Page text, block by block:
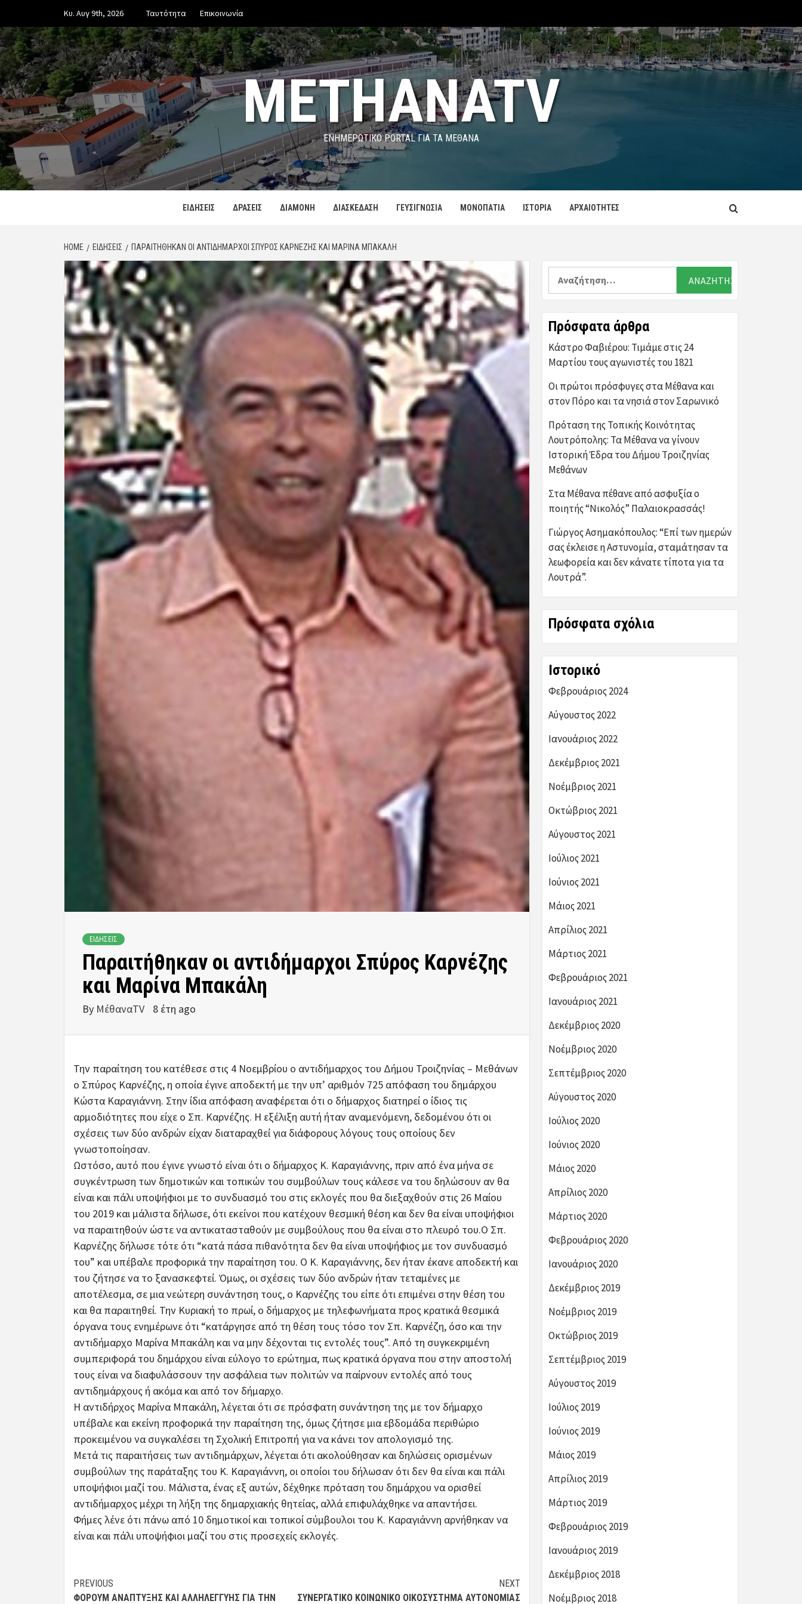
content
Κυ. Αυγ 9th, 2026 Ταυτότητα Επικοινωνία
METHANATV
ΕΝΗΜΕΡΩΤΙΚΌ PORTAL ΓΙΑ ΤΑ ΜΕΘΑΝΑ
ΕΙΔΗΣΕΙΣ ΔΡΑΣΕΙΣ ΔΙΑΜΟΝΗ ΔΙΑΣΚΕΔΑΣΗ ΓΕΥΣΙΓΝΩΣΙΑ ΜΟΝΟΠΑΤΙΑ ΙΣΤΟΡΙΑ ΑΡΧΑΙΟΤΗΤΕΣ
HOME ΕΙΔΗΣΕΙΣ ΠΑΡΑΙΤΉΘΗΚΑΝ ΟΙ ΑΝΤΙΔΉΜΑΡΧΟΙ ΣΠΎΡΟΣ ΚΑΡΝΈΖΗΣ ΚΑΙ ΜΑΡΊΝΑ ΜΠΑΚΆΛΗ
ΕΙΔΗΣΕΙΣ
Παραιτήθηκαν οι αντιδήμαρχοι Σπύρος Καρνέζης
και Μαρίνα Μπακάλη
By ΜέθαναTV 8 έτη ago
Την παραίτηση του κατέθεσε στις 4 Νοεμβρίου ο αντιδήμαρχος του Δήμου Τροιζηνίας – Μεθάνων
ο Σπύρος Καρνέζης, η οποία έγινε αποδεκτή με την υπ’ αριθμόν 725 απόφαση του δημάρχου
Κώστα Καραγιάννη. Στην ίδια απόφαση αναφέρεται ότι ο δήμαρχος διατηρεί ο ίδιος τις
αρμοδιότητες που είχε ο Σπ. Καρνέζης. Η εξέλιξη αυτή ήταν αναμενόμενη, δεδομένου ότι οι
σχέσεις των δύο ανδρών είχαν διαταραχθεί για διάφορους λόγους τους οποίους δεν
γνωστοποίησαν.
Ωστόσο, αυτό που έγινε γνωστό είναι ότι ο δήμαρχος Κ. Καραγιάννης, πριν από ένα μήνα σε
συγκέντρωση των δημοτικών και τοπικών του συμβούλων τους κάλεσε να του δηλώσουν αν θα
είναι και πάλι υποψήφιοι με το συνδυασμό του στις εκλογές που θα διεξαχθούν στις 26 Μαίου
του 2019 και μάλιστα δήλωσε, ότι εκείνοι που κατέχουν θεσμική θέση και δεν θα είναι υποψήφιοι
να παραιτηθούν ώστε να αντικατασταθούν με συμβούλους που θα είναι στο πλευρό του.Ο Σπ.
Καρνέζης δήλωσε τότε ότι “κατά πάσα πιθανότητα δεν θα είναι υποψήφιος με τον συνδυασμό
του” και υπέβαλε προφορικά την παραίτηση του. Ο Κ. Καραγιάννης, δεν ήταν έκανε αποδεκτή και
του ζήτησε να το ξανασκεφτεί. Όμως, οι σχέσεις των δύο ανδρών ήταν τεταμένες με
αποτέλεσμα, σε μια νεώτερη συνάντηση τους, ο Καρνέζης του είπε ότι επιμένει στην θέση του
και θα παραιτηθεί. Την Κυριακή το πρωί, ο δήμαρχος με τηλεφωνήματα προς κρατικά θεσμικά
όργανα τους ενημέρωνε ότι “κατάργησε από τη θέση τους τόσο τον Σπ. Καρνέζη, όσο και την
αντιδήμαρχο Μαρίνα Μπακάλη και να μην δέχονται τις εντολές τους”. Από τη συγκεκριμένη
συμπεριφορά του δημάρχου είναι εύλογο το ερώτημα, πως κρατικά όργανα που στην αποστολή
τους είναι να διαφυλάσσουν την ασφάλεια των πολιτών να παίρνουν εντολές από τους
αντιδημάρχους ή ακόμα και από τον δήμαρχο.
Η αντιδήρχος Μαρίνα Μπακάλη, λέγεται ότι σε πρόσφατη συνάντηση της με τον δήμαρχο
υπέβαλε και εκείνη προφορικά την παραίτηση της, όμως ζήτησε μια εβδομάδα περιθώριο
προκειμένου να συγκαλέσει τη Σχολική Επιτροπή για να κάνει τον απολογισμό της.
Μετά τις παραιτήσεις των αντιδημάρχων, λέγεται ότι ακολούθησαν και δηλώσεις ορισμένων
συμβούλων της παράταξης του Κ. Καραγιάννη, οι οποίοι του δήλωσαν ότι δεν θα είναι και πάλι
υποψήφιοι μαζί του. Μάλιστα, ένας εξ αυτών, δέχθηκε πρόταση του δημάρχου να ορισθεί
αντιδήμαρχος μέχρι τη λήξη της δημαρχιακής θητείας, αλλά επιφυλάχθηκε να απαντήσει.
Φήμες λένε ότι πάνω από 10 δημοτικοί και τοπικοί σύμβουλοι του Κ. Καραγιάννη αρνήθηκαν να
είναι και πάλι υποψήφιοι μαζί του στις προσεχείς εκλογές.
Post
PREVIOUS
ΦΌΡΟΥΜ ΑΝΆΠΤΥΞΗΣ ΚΑΙ ΑΛΛΗΛΕΓΓΎΗΣ ΓΙΑ ΤΗΝ
NEXT
ΣΥΝΕΡΓΑΤΙΚΌ ΚΟΙΝΩΝΙΚΌ ΟΙΚΟΣΎΣΤΗΜΑ ΑΥΤΟΝΟΜΊΑΣ
Αναζήτηση
Πρόσφατα άρθρα
Κάστρο Φαβιέρου: Τιμάμε στις 24
Μαρτίου τους αγωνιστές του 1821
Οι πρώτοι πρόσφυγες στα Μέθανα και
στον Πόρο και τα νησιά στον Σαρωνικό
Πρόταση της Τοπικής Κοινότητας
Λουτρόπολης: Τα Μέθανα να γίνουν
Ιστορική Έδρα του Δήμου Τροιζηνίας
Μεθάνων
Στα Μέθανα πέθανε από ασφυξία ο
ποιητής “Νικολός” Παλαιοκρασσάς!
Γιώργος Ασημακόπουλος: “Επί των ημερών
σας έκλεισε η Αστυνομία, σταμάτησαν τα
λεωφορεία και δεν κάνατε τίποτα για τα
Λουτρά”.
Πρόσφατα σχόλια
Ιστορικό
Φεβρουάριος 2024
Αύγουστος 2022
Ιανουάριος 2022
Δεκέμβριος 2021
Νοέμβριος 2021
Οκτώβριος 2021
Αύγουστος 2021
Ιούλιος 2021
Ιούνιος 2021
Μάιος 2021
Απρίλιος 2021
Μάρτιος 2021
Φεβρουάριος 2021
Ιανουάριος 2021
Δεκέμβριος 2020
Νοέμβριος 2020
Σεπτέμβριος 2020
Αύγουστος 2020
Ιούλιος 2020
Ιούνιος 2020
Μάιος 2020
Απρίλιος 2020
Μάρτιος 2020
Φεβρουάριος 2020
Ιανουάριος 2020
Δεκέμβριος 2019
Νοέμβριος 2019
Οκτώβριος 2019
Σεπτέμβριος 2019
Αύγουστος 2019
Ιούλιος 2019
Ιούνιος 2019
Μάιος 2019
Απρίλιος 2019
Μάρτιος 2019
Φεβρουάριος 2019
Ιανουάριος 2019
Δεκέμβριος 2018
Νοέμβριος 2018